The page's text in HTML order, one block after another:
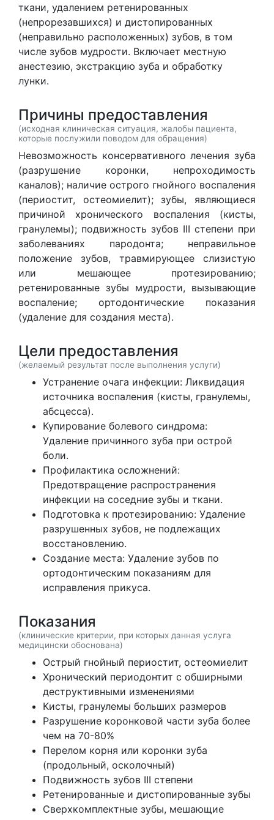
ткани, удалением ретенированных
(непрорезавшихся) и дистопированных
(неправильно расположенных) зубов, в том
числе зубов мудрости. Включает местную
анестезию, экстракцию зуба и обработку
лунки.
Причины предоставления
(исходная клиническая ситуация, жалобы пациента,
которые послужили поводом для обращения)
Невозможность консервативного лечения зуба
(разрушение коронки, непроходимость
каналов); наличие острого гнойного воспаления
(периостит, остеомиелит); зубы, являющиеся
причиной хронического воспаления (кисты,
гранулемы); подвижность зубов III степени при
заболеваниях пародонта; неправильное
положение зубов, травмирующее слизистую
или мешающее протезированию;
ретенированные зубы мудрости, вызывающие
воспаление; ортодонтические показания
(удаление для создания места).
Цели предоставления
(желаемый результат после выполнения услуги)
Устранение очага инфекции: Ликвидация
источника воспаления (кисты, гранулемы,
абсцесса).
Купирование болевого синдрома:
Удаление причинного зуба при острой
боли.
Профилактика осложнений:
Предотвращение распространения
инфекции на соседние зубы и ткани.
Подготовка к протезированию: Удаление
разрушенных зубов, не подлежащих
восстановлению.
Создание места: Удаление зубов по
ортодонтическим показаниям для
исправления прикуса.
Показания
(клинические критерии, при которых данная услуга
медицински обоснована)
Острый гнойный периостит, остеомиелит
Хронический периодонтит с обширными
деструктивными изменениями
Кисты, гранулемы больших размеров
Разрушение коронковой части зуба более
чем на 70-80%
Перелом корня или коронки зуба
(продольный, осколочный)
Подвижность зубов III степени
Ретенированные и дистопированные зубы
Сверхкомплектные зубы, мешающие